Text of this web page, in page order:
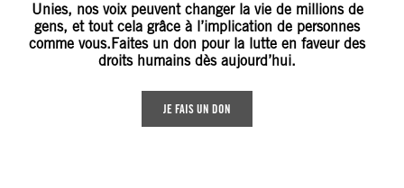
Unies, nos voix peuvent changer la vie de millions de
gens, et tout cela grâce à l’implication de personnes
comme vous.Faites un don pour la lutte en faveur des
droits humains dès aujourd’hui.
JE FAIS UN DON